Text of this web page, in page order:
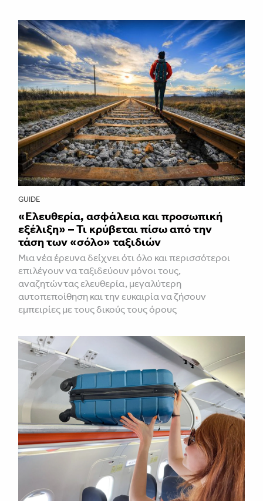
GUIDE
«Ελευθερία, ασφάλεια και προσωπική
εξέλιξη» – Τι κρύβεται πίσω από την
τάση των «σόλο» ταξιδιών
Μια νέα έρευνα δείχνει ότι όλο και περισσότεροι
επιλέγουν να ταξιδεύουν μόνοι τους,
αναζητώντας ελευθερία, μεγαλύτερη
αυτοπεποίθηση και την ευκαιρία να ζήσουν
εμπειρίες με τους δικούς τους όρους